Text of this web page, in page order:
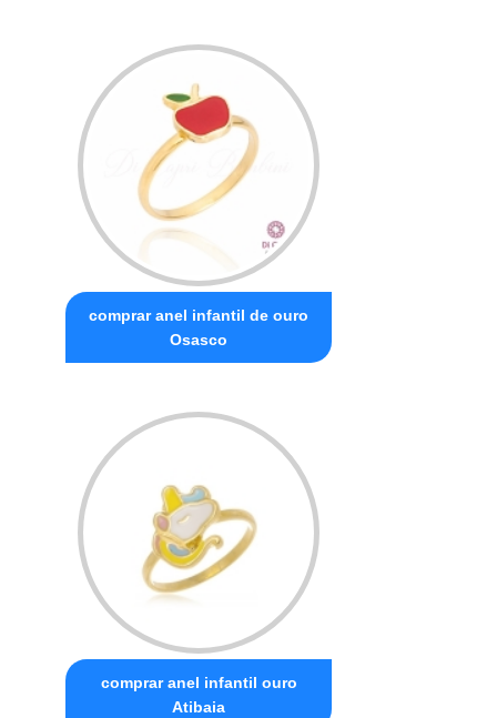
comprar anel infantil de ouro
Osasco
comprar anel infantil ouro
Atibaia